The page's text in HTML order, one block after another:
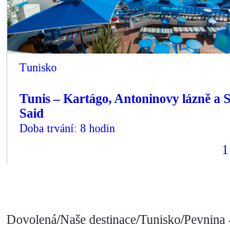
Tunisko
Tunis – Kartágo, Antoninovy lázně a
Said
Doba trvání: 8 hodin
Dovolená/Naše destinace/Tunisko/Pevnina